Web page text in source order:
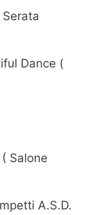
Dance (
Salone
A.S.D.